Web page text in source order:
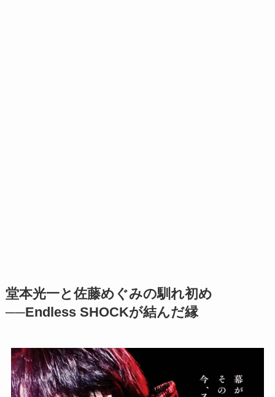
堂本光一と佐藤めぐみの馴れ初め
──Endless SHOCKが結んだ縁